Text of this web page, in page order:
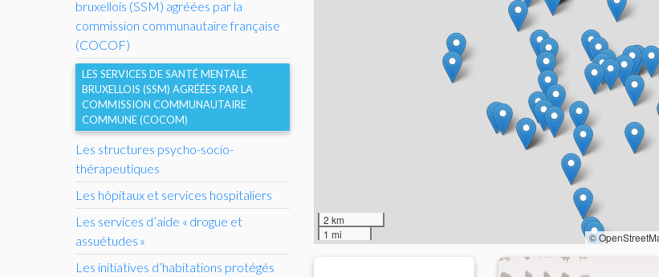
bruxellois (SSM) agréées par la
commission communautaire française
(COCOF)
LES SERVICES DE SANTÉ MENTALE
BRUXELLOIS (SSM) AGRÉÉES PAR LA
COMMISSION COMMUNAUTAIRE
COMMUNE (COCOM)
Les structures psycho-socio-
thérapeutiques
Les hôpitaux et services hospitaliers
Les services d’aide « drogue et
assuétudes »
Les initiatives d’habitations protégés
2 km
1 mi
©